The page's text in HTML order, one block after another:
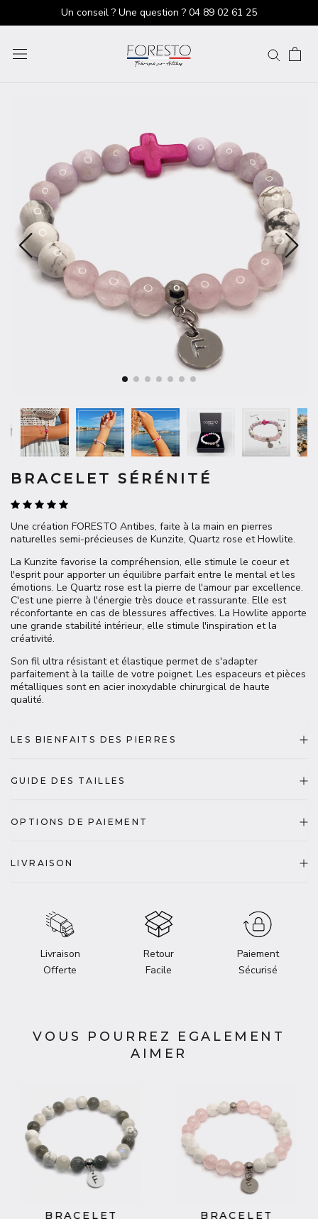
Un conseil ? Une question ? 04 89 02 61 25
BRACELET SÉRÉNITÉ
Une création FORESTO Antibes, faite à la main en pierres
naturelles semi-précieuses de Kunzite, Quartz rose et Howlite.
La Kunzite favorise la compréhension, elle stimule le coeur et
l'esprit pour apporter un équilibre parfait entre le mental et les
émotions. Le Quartz rose est la pierre de l'amour par excellence.
C'est une pierre à l'énergie très douce et rassurante. Elle est
réconfortante en cas de blessures affectives. La Howlite apporte
une grande stabilité intérieur, elle stimule l'inspiration et la
créativité.
Son fil ultra résistant et élastique permet de s'adapter
parfaitement à la taille de votre poignet. Les espaceurs et pièces
métalliques sont en acier inoxydable chirurgical de haute
qualité.
LES BIENFAITS DES PIERRES
GUIDE DES TAILLES
OPTIONS DE PAIEMENT
LIVRAISON
Livraison
Offerte
Retour
Facile
Paiement
Sécurisé
VOUS POURREZ EGALEMENT
AIMER
BRACELET
BRACELET